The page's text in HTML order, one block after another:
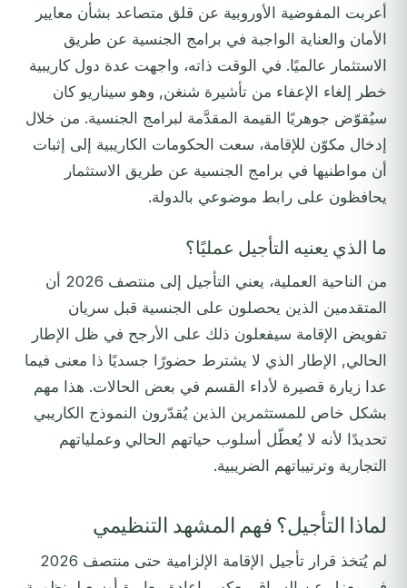
أعربت المفوضية الأوروبية عن قلق متصاعد بشأن معايير
الأمان والعناية الواجبة في برامج الجنسية عن طريق
الاستثمار عالميًا. في الوقت ذاته، واجهت عدة دول كاريبية
خطر إلغاء الإعفاء من تأشيرة شنغن, وهو سيناريو كان
سيُقوّض جوهريًا القيمة المقدَّمة لبرامج الجنسية. من خلال
إدخال مكوّن للإقامة، سعت الحكومات الكاريبية إلى إثبات
أن مواطنيها في برامج الجنسية عن طريق الاستثمار
يحافظون على رابط موضوعي بالدولة.
ما الذي يعنيه التأجيل عمليًا؟
من الناحية العملية، يعني التأجيل إلى منتصف 2026 أن
المتقدمين الذين يحصلون على الجنسية قبل سريان
تفويض الإقامة سيفعلون ذلك على الأرجح في ظل الإطار
الحالي, الإطار الذي لا يشترط حضورًا جسديًا ذا معنى فيما
عدا زيارة قصيرة لأداء القسم في بعض الحالات. هذا مهم
بشكل خاص للمستثمرين الذين يُقدّرون النموذج الكاريبي
تحديدًا لأنه لا يُعطّل أسلوب حياتهم الحالي وعملياتهم
التجارية وترتيباتهم الضريبية.
لماذا التأجيل؟ فهم المشهد التنظيمي
لم يُتخذ قرار تأجيل الإقامة الإلزامية حتى منتصف 2026